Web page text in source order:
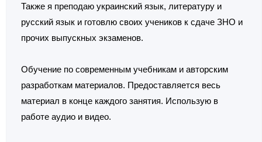
Также я преподаю украинский язык, литературу и
русский язык и готовлю своих учеников к сдаче ЗНО и
прочих выпускных экзаменов.
Обучение по современным учебникам и авторским
разработкам материалов. Предоставляется весь
материал в конце каждого занятия. Использую в
работе аудио и видео.